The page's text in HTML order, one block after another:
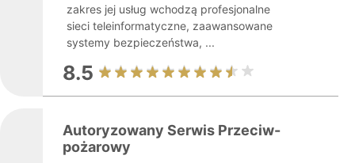
zakres jej usług wchodzą profesjonalne
sieci teleinformatyczne, zaawansowane
systemy bezpieczeństwa, ...
8.5
Autoryzowany Serwis Przeciw-
pożarowy